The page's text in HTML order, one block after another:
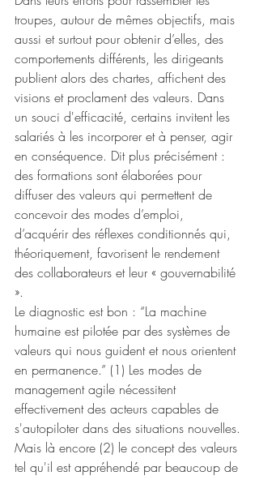
troupes, autour de mêmes objectifs, mais
aussi et surtout pour obtenir d’elles, des
comportements différents, les dirigeants
publient alors des chartes, affichent des
visions et proclament des valeurs. Dans
un souci d'efficacité, certains invitent les
salariés à les incorporer et à penser, agir
en conséquence. Dit plus précisément :
des formations sont élaborées pour
diffuser des valeurs qui permettent de
concevoir des modes d’emploi,
d’acquérir des réflexes conditionnés qui,
théoriquement, favorisent le rendement
des collaborateurs et leur « gouvernabilité
».
Le diagnostic est bon : “La machine
humaine est pilotée par des systèmes de
valeurs qui nous guident et nous orientent
en permanence.” (1) Les modes de
management agile nécessitent
effectivement des acteurs capables de
s'autopiloter dans des situations nouvelles.
Mais là encore (2) le concept des valeurs
tel qu'il est appréhendé par beaucoup de